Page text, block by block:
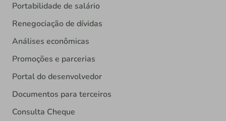
Portabilidade de salário
Renegociação de dívidas
Análises econômicas
Promoções e parcerias
Portal do desenvolvedor
Documentos para terceiros
Consulta Cheque